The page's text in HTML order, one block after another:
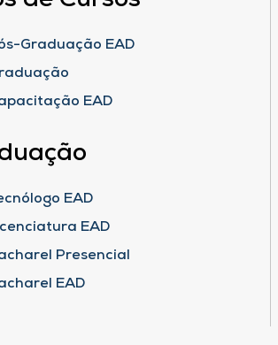
Graduação EAD
EAD
EAD
EAD
Presencial
EAD